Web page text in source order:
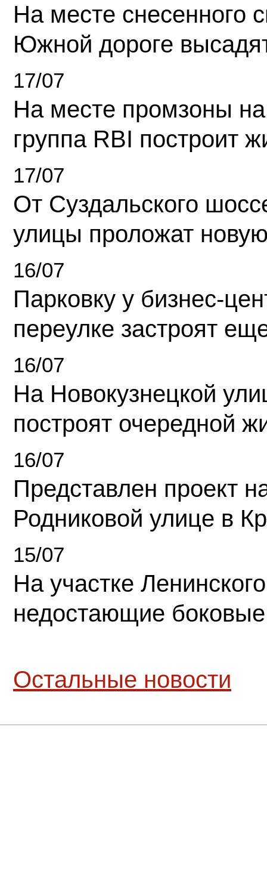
На месте снесенного
Южной дороге
17/07
На месте промзоны
группа RBI построит
17/07
От Суздальского
улицы проложат
16/07
Парковку у бизнес-
переулке застроят
16/07
На Новокузнецкой
построят очередной
16/07
Представлен проект
Родниковой улице в
15/07
На участке
недостающие
Остальные новости